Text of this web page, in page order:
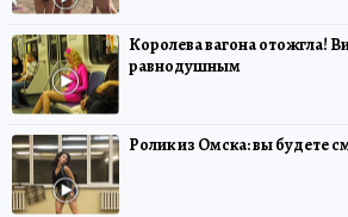
Королева вагона отожгла!
равнодушным
Ролик из Омска: вы будете